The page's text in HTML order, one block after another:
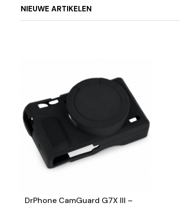
NIEUWE ARTIKELEN
DrPhone CamGuard G7X III –